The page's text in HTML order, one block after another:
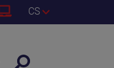
CS